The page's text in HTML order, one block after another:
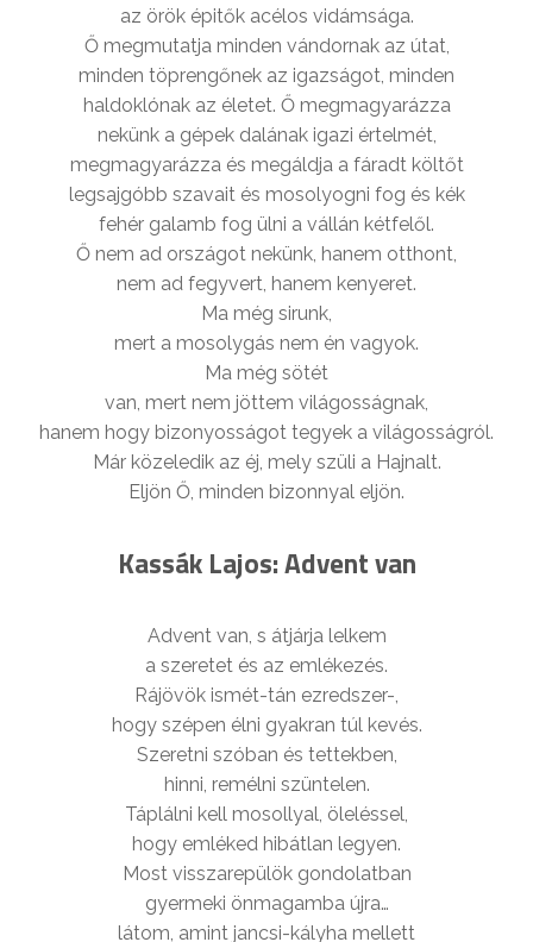
az örök épitők acélos vidámsága.
Ő megmutatja minden vándornak az útat,
minden töprengőnek az igazságot, minden
haldoklónak az életet. Ő megmagyarázza
nekünk a gépek dalának igazi értelmét,
megmagyarázza és megáldja a fáradt költőt
legsajgóbb szavait és mosolyogni fog és kék
fehér galamb fog ülni a vállán kétfelől.
Ő nem ad országot nekünk, hanem otthont,
nem ad fegyvert, hanem kenyeret.
Ma még sirunk,
mert a mosolygás nem én vagyok.
Ma még sötét
van, mert nem jöttem világosságnak,
hanem hogy bizonyosságot tegyek a világosságról.
Már közeledik az éj, mely szüli a Hajnalt.
Eljön Ő, minden bizonnyal eljön.
Kassák Lajos: Advent van
Advent van, s átjárja lelkem
a szeretet és az emlékezés.
Rájövök ismét-tán ezredszer-,
hogy szépen élni gyakran túl kevés.
Szeretni szóban és tettekben,
hinni, remélni szüntelen.
Táplálni kell mosollyal, öleléssel,
hogy emléked hibátlan legyen.
Most visszarepülök gondolatban
gyermeki önmagamba újra…
látom, amint jancsi-kályha mellett